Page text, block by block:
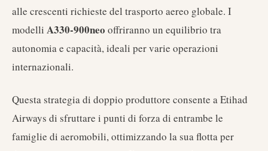
alle crescenti richieste del trasporto aereo globale. I
modelli A330-900neo offriranno un equilibrio tra
autonomia e capacità, ideali per varie operazioni
internazionali.
Questa strategia di doppio produttore consente a Etihad
Airways di sfruttare i punti di forza di entrambe le
famiglie di aeromobili, ottimizzando la sua flotta per